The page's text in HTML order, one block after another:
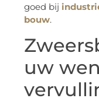
goed bij
bouw.
uw